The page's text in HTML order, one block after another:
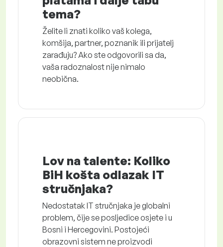
tema?
Želite li znati koliko vaš kolega,
komšija, partner, poznanik ili prijatelj
zarađuju? Ako ste odgovorili sa da,
vaša radoznalost nije nimalo
neobična.
Lov na talente: Koliko
BiH košta odlazak IT
stručnjaka?
Nedostatak IT stručnjaka je globalni
problem, čije se posljedice osjete i u
Bosni i Hercegovini. Postojeći
obrazovni sistem ne proizvodi